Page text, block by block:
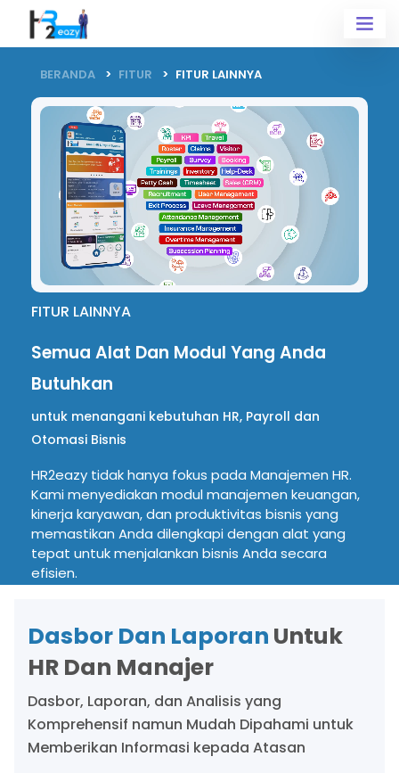
BERANDA FITUR FITUR LAINNYA
FITUR LAINNYA
Semua Alat Dan Modul Yang Anda
Butuhkan
untuk menangani kebutuhan HR, Payroll dan
Otomasi Bisnis
HR2eazy tidak hanya fokus pada Manajemen HR.
Kami menyediakan modul manajemen keuangan,
kinerja karyawan, dan produktivitas bisnis yang
memastikan Anda dilengkapi dengan alat yang
tepat untuk menjalankan bisnis Anda secara
efisien.
Dasbor Dan Laporan Untuk
HR Dan Manajer
Dasbor, Laporan, dan Analisis yang
Komprehensif namun Mudah Dipahami untuk
Memberikan Informasi kepada Atasan